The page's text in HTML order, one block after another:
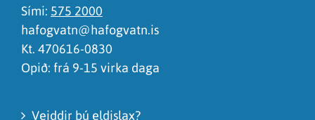
Sími: 575 2000
hafogvatn@hafogvatn.is
Kt. 470616-0830
Opið: frá 9-15 virka daga
Veiddir þú eldislax?